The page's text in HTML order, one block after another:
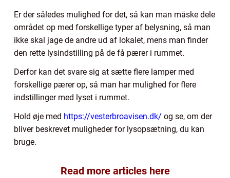
Er der således mulighed for det, så kan man måske dele
området op med forskellige typer af belysning, så man
ikke skal jage de andre ud af lokalet, mens man finder
den rette lysindstilling på de få pærer i rummet.
Derfor kan det svare sig at sætte flere lamper med
forskellige pærer op, så man har mulighed for flere
indstillinger med lyset i rummet.
Hold øje med https://vesterbroavisen.dk/ og se, om der
bliver beskrevet muligheder for lysopsætning, du kan
bruge.
Read more articles here